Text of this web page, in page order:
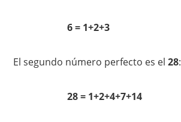
6 = 1+2+3
El segundo número perfecto es el28:
28 = 1+2+4+7+14